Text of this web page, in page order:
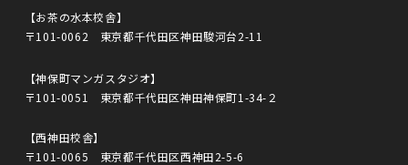
【お茶の水本校舎】
〒101-0062 東京都千代田区神田駿河台2-11
【神保町マンガスタジオ】
〒101-0051 東京都千代田区神田神保町1-34-２
【西神田校舎】
〒101-0065 東京都千代田区西神田2-5-6